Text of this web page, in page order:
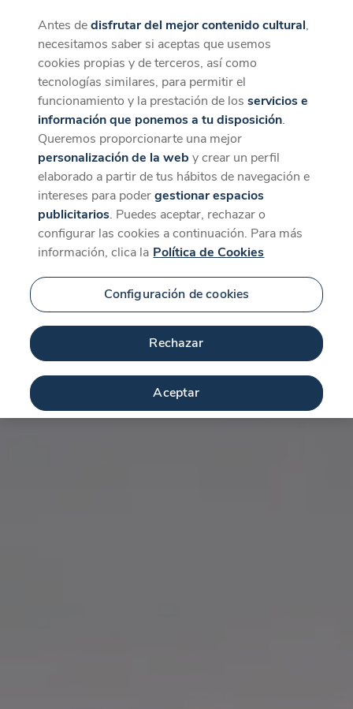
CaixaForum+
La mejor experiencia desde la App
Descargar
Antes dedisfrutar del mejor contenido cultural,
necesitamos saber si aceptas que usemos
cookies propias y de terceros, así como
tecnologías similares, para permitir el
funcionamiento y la prestación de losservicios e
información que ponemos a tu disposición.
Queremos proporcionarte una mejor
personalización de la web y crear un perfil
elaborado a partir de tus hábitos de navegación e
intereses para podergestionar espacios
publicitarios. Puedes aceptar, rechazar o
configurar las cookies a continuación. Para más
información, clica la Política de Cookies
Configuración de cookies
Rechazar
Aceptar